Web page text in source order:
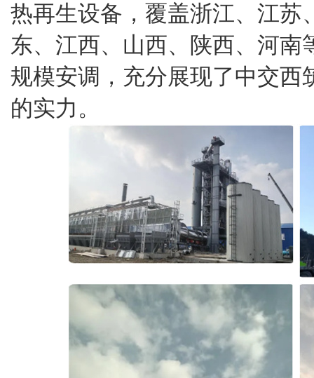
热再生设备，覆盖浙江、江苏
东、江西、山西、陕西、河南
规模安调，充分展现了中交西
的实力。